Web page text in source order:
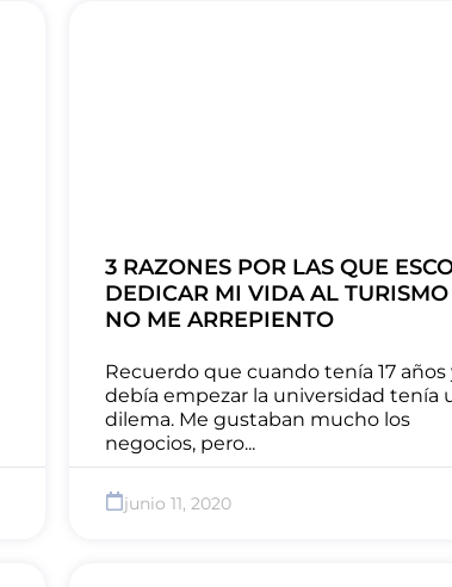
3 RAZONES POR LAS QUE
DEDICAR MI VIDA AL TURISMO
NO ME ARREPIENTO
Recuerdo que cuando tenía 17 años
debía empezar la universidad tenía
dilema. Me gustaban mucho los
negocios, pero...
junio 11, 2020